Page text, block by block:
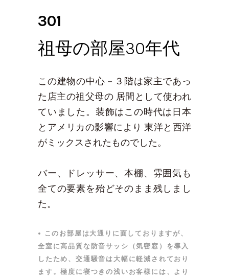
301
祖母の部屋30年代
この建物の中心－３階は家主であっ
た店主の祖父母の 居間として使われ
ていました。装飾はこの時代は日本
とアメリカの影響により 東洋と西洋
がミックスされたものでした。
バー、ドレッサー、本棚、雰囲気も
全ての要素を殆どそのまま残しまし
た。
• このお部屋は大通りに面しておりますが、
全室に高品質な防音サッシ（気密窓）を導入
したため、交通騒音は大幅に軽減されており
ます。極度に寝つきの浅いお客様には、より